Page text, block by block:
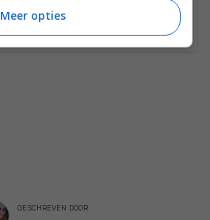
GESCHREVEN DOOR
Meer opties